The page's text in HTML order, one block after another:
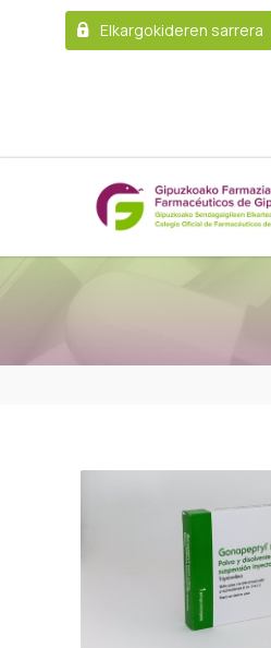
Elkargokideren sarrera